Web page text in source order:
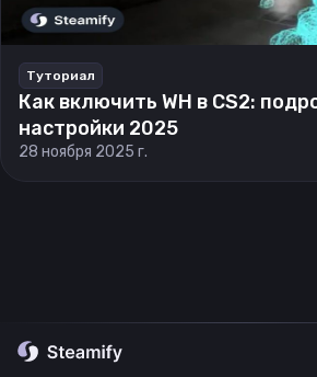
Туториал
Как включить WH в CS2:
настройки 2025
28 ноября 2025 г.